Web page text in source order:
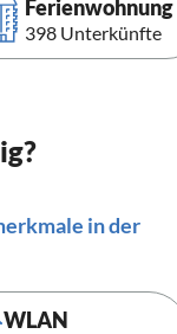
Ferienwohnung
398 Unterkünfte
in der
WLAN